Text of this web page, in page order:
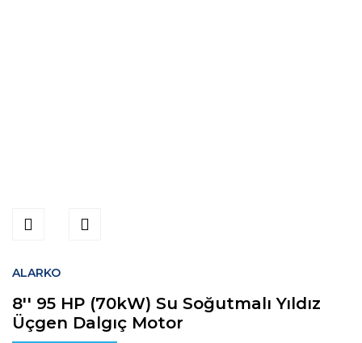
ALARKO
8'' 95 HP (70kW) Su Soğutmalı Yıldız
Üçgen Dalgıç Motor